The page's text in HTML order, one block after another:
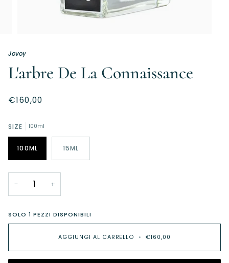
Jovoy
L'arbre De La Connaissance
€160,00
SIZE 100ml
100ML 15ML
− +
SOLO1 PEZZI DISPONIBILI
AGGIUNGI AL CARRELLO • €160,00